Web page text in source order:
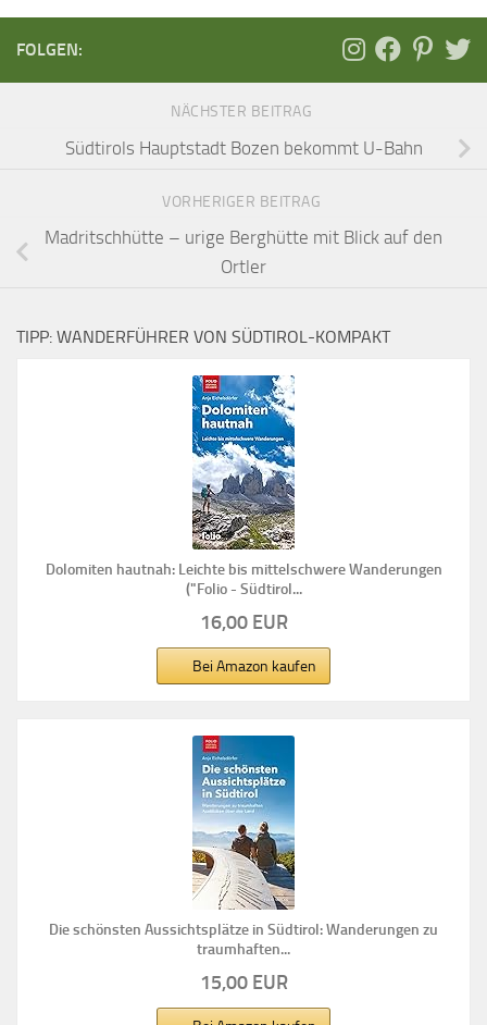
FOLGEN:
NÄCHSTER BEITRAG
Südtirols Hauptstadt Bozen bekommt U-Bahn
VORHERIGER BEITRAG
Madritschhütte – urige Berghütte mit Blick auf den
Ortler
TIPP: WANDERFÜHRER VON SÜDTIROL-KOMPAKT
Dolomiten hautnah: Leichte bis mittelschwere Wanderungen
("Folio - Südtirol...
16,00 EUR
Bei Amazon kaufen
Die schönsten Aussichtsplätze in Südtirol: Wanderungen zu
traumhaften...
15,00 EUR